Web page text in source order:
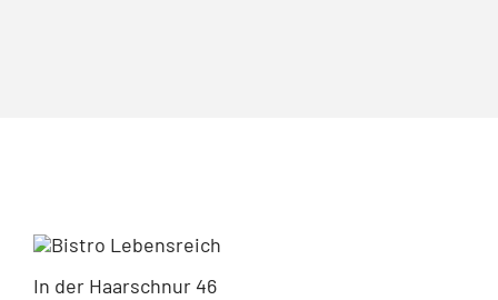
In der Haarschnur 46